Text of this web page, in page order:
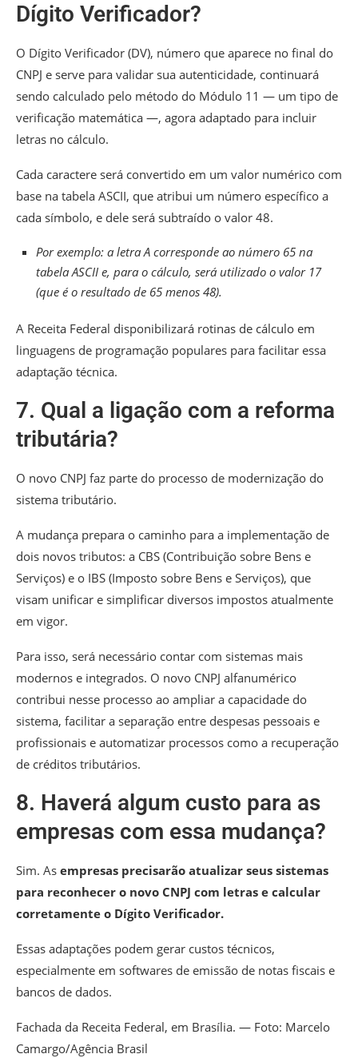
Dígito Verificador?
O Dígito Verificador (DV), número que aparece no final do
CNPJ e serve para validar sua autenticidade, continuará
sendo calculado pelo método do Módulo 11 — um tipo de
verificação matemática —, agora adaptado para incluir
letras no cálculo.
Cada caractere será convertido em um valor numérico com
base na tabela ASCII, que atribui um número específico a
cada símbolo, e dele será subtraído o valor 48.
Por exemplo: a letra A corresponde ao número 65 na
tabela ASCII e, para o cálculo, será utilizado o valor 17
(que é o resultado de 65 menos 48).
A Receita Federal disponibilizará rotinas de cálculo em
linguagens de programação populares para facilitar essa
adaptação técnica.
7. Qual a ligação com a reforma
tributária?
O novo CNPJ faz parte do processo de modernização do
sistema tributário.
A mudança prepara o caminho para a implementação de
dois novos tributos: a CBS (Contribuição sobre Bens e
Serviços) e o IBS (Imposto sobre Bens e Serviços), que
visam unificar e simplificar diversos impostos atualmente
em vigor.
Para isso, será necessário contar com sistemas mais
modernos e integrados. O novo CNPJ alfanumérico
contribui nesse processo ao ampliar a capacidade do
sistema, facilitar a separação entre despesas pessoais e
profissionais e automatizar processos como a recuperação
de créditos tributários.
8. Haverá algum custo para as
empresas com essa mudança?
Sim. As empresas precisarão atualizar seus sistemas
para reconhecer o novo CNPJ com letras e calcular
corretamente o Dígito Verificador.
Essas adaptações podem gerar custos técnicos,
especialmente em softwares de emissão de notas fiscais e
bancos de dados.
Fachada da Receita Federal, em Brasília. — Foto: Marcelo
Camargo/Agência Brasil